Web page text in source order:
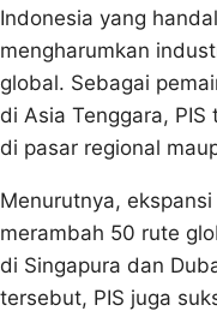
Indonesia yang
mengharumkan
global. Sebagai
di Asia Tenggara,
di pasar regional
Menurutnya,
merambah 50 rute
di Singapura dan
tersebut, PIS juga